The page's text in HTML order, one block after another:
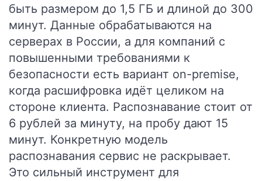
быть размером до 1,5 ГБ и длиной до 300
минут. Данные обрабатываются на
серверах в России, а для компаний с
повышенными требованиями к
безопасности есть вариант on-premise,
когда расшифровка идёт целиком на
стороне клиента. Распознавание стоит от
6 рублей за минуту, на пробу дают 15
минут. Конкретную модель
распознавания сервис не раскрывает.
Это сильный инструмент для